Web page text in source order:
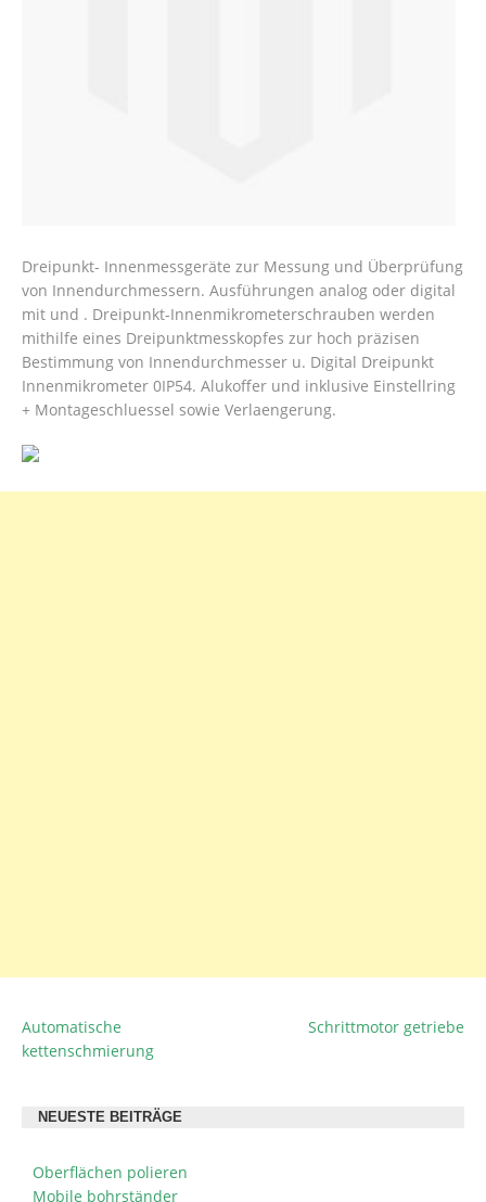
Dreipunkt- Innenmessgeräte zur Messung und Überprüfung
von Innendurchmessern. Ausführungen analog oder digital
mit und . Dreipunkt-Innenmikrometerschrauben werden
mithilfe eines Dreipunktmesskopfes zur hoch präzisen
Bestimmung von Innendurchmesser u. Digital Dreipunkt
Innenmikrometer 0IP54. Alukoffer und inklusive Einstellring
+ Montageschluessel sowie Verlaengerung.
BEITRAGSNAVIGATION
Automatische
kettenschmierung
Schrittmotor getriebe
NEUESTE BEITRÄGE
Oberflächen polieren
Mobile bohrständer